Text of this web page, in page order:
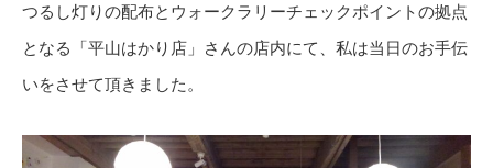
つるし灯りの配布とウォークラリーチェックポイントの拠点
となる「平山はかり店」さんの店内にて、私は当日のお手伝
いをさせて頂きました。